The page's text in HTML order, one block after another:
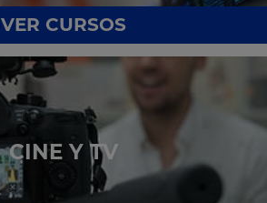
VER CURSOS
CINE Y TV